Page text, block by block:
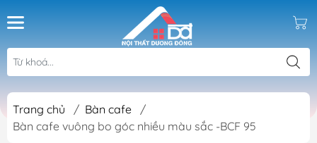
Trang chủ / Bàn cafe
/
Bàn cafe vuông bo góc nhiều màu sắc -BCF 95